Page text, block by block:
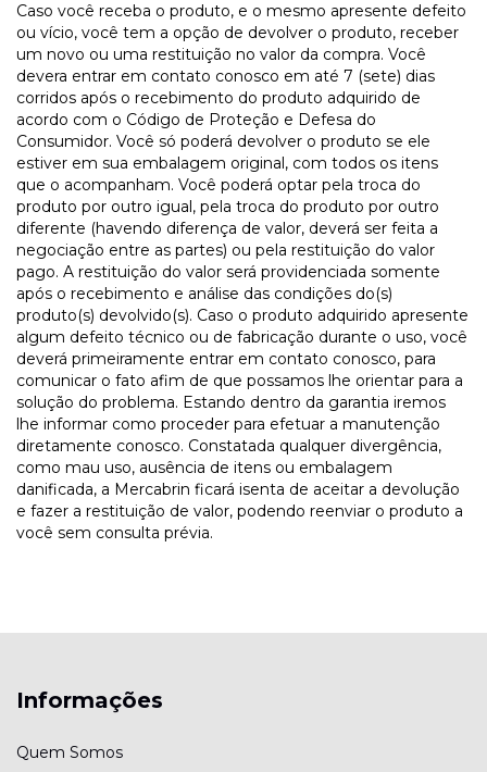
Caso você receba o produto, e o mesmo apresente defeito
ou vício, você tem a opção de devolver o produto, receber
um novo ou uma restituição no valor da compra. Você
devera entrar em contato conosco em até 7 (sete) dias
corridos após o recebimento do produto adquirido de
acordo com o Código de Proteção e Defesa do
Consumidor. Você só poderá devolver o produto se ele
estiver em sua embalagem original, com todos os itens
que o acompanham. Você poderá optar pela troca do
produto por outro igual, pela troca do produto por outro
diferente (havendo diferença de valor, deverá ser feita a
negociação entre as partes) ou pela restituição do valor
pago. A restituição do valor será providenciada somente
após o recebimento e análise das condições do(s)
produto(s) devolvido(s). Caso o produto adquirido apresente
algum defeito técnico ou de fabricação durante o uso, você
deverá primeiramente entrar em contato conosco, para
comunicar o fato afim de que possamos lhe orientar para a
solução do problema. Estando dentro da garantia iremos
lhe informar como proceder para efetuar a manutenção
diretamente conosco. Constatada qualquer divergência,
como mau uso, ausência de itens ou embalagem
danificada, a Mercabrin ficará isenta de aceitar a devolução
e fazer a restituição de valor, podendo reenviar o produto a
você sem consulta prévia.
Informações
Quem Somos